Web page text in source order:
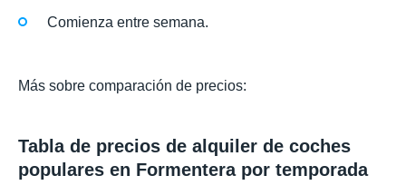
Comienza entre semana.
Más sobre comparación de precios:
Tabla de precios de alquiler de coches
populares en Formentera por temporada